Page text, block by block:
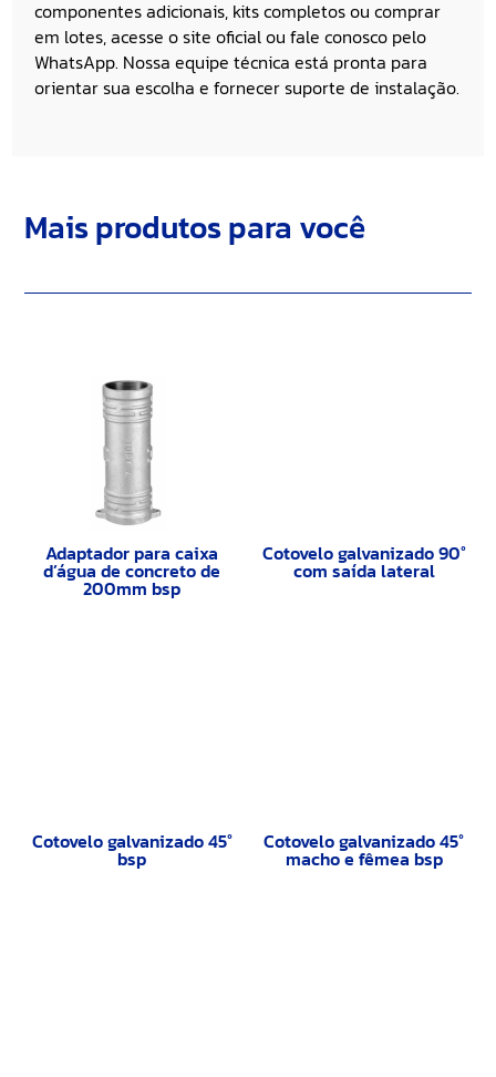
componentes adicionais, kits completos ou comprar
em lotes, acesse osite oficialou fale conosco pelo
WhatsApp. Nossa equipe técnica está pronta para
orientar sua escolha e fornecer suporte de instalação.
Mais produtos para você
Adaptador para caixa
d’água de concreto de
200mm bsp
Cotovelo galvanizado 90°
com saída lateral
Cotovelo galvanizado 45°
bsp
Cotovelo galvanizado 45°
macho e fêmea bsp